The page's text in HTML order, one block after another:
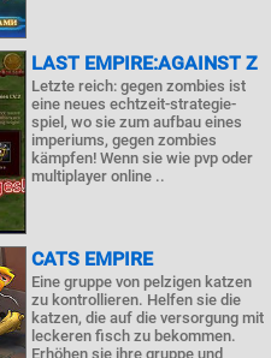
LAST EMPIRE:AGAINST Z
Letzte reich: gegen zombies ist
eine neues echtzeit-strategie-
spiel, wo sie zum aufbau eines
imperiums, gegen zombies
kämpfen! Wenn sie wie pvp oder
multiplayer online ..
CATS EMPIRE
Eine gruppe von pelzigen katzen
zu kontrollieren. Helfen sie die
katzen, die auf die versorgung mit
leckeren fisch zu bekommen.
Erhöhen sie ihre gruppe und